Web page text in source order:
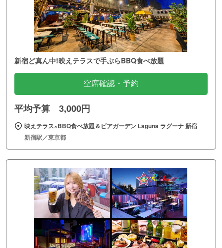
新宿ど真ん中!映えテラスで手ぶらBBQ食べ放題
空席確認・予約
平均予算 3,000円
映えテラス×BBQ食べ放題＆ビアガーデン Laguna ラグーナ 新宿
新宿駅／東京都